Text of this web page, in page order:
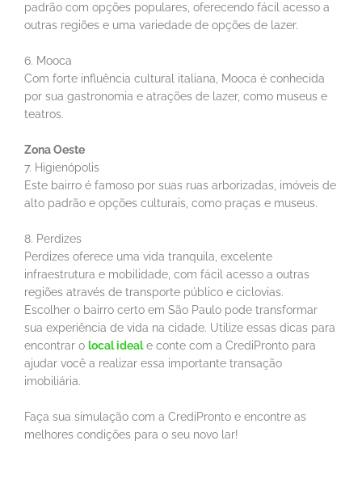
padrão com opções populares, oferecendo fácil acesso a
outras regiões e uma variedade de opções de lazer.
6. Mooca
Com forte influência cultural italiana, Mooca é conhecida
por sua gastronomia e atrações de lazer, como museus e
teatros.
Zona Oeste
7. Higienópolis
Este bairro é famoso por suas ruas arborizadas, imóveis de
alto padrão e opções culturais, como praças e museus.
8. Perdizes
Perdizes oferece uma vida tranquila, excelente
infraestrutura e mobilidade, com fácil acesso a outras
regiões através de transporte público e ciclovias.
Escolher o bairro certo em São Paulo pode transformar
sua experiência de vida na cidade. Utilize essas dicas para
encontrar o local ideale conte com a CrediPronto para
ajudar você a realizar essa importante transação
imobiliária.
Faça sua simulação com a CrediPronto e encontre as
melhores condições para o seu novo lar!